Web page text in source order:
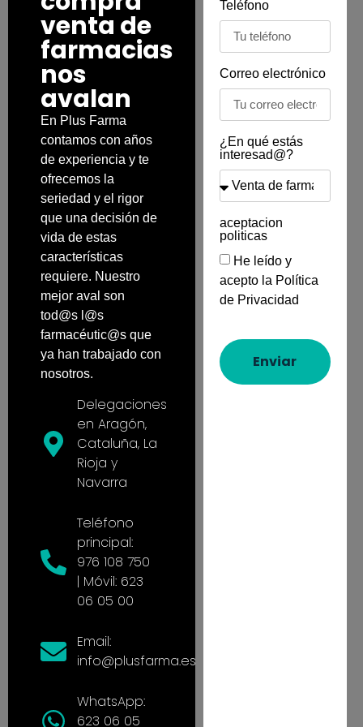
venta de
farmacias
nos
avalan
En Plus Farma
contamos con años
de experiencia y te
ofrecemos la
seriedad y el rigor
que una decisión de
vida de estas
características
requiere. Nuestro
mejor aval son
tod@s l@s
farmacéutic@s que
ya han trabajado con
nosotros.
Delegaciones
en Aragón,
Cataluña, La
Rioja y
Navarra
Teléfono
principal:
976 108 750
| Móvil: 623
06 05 00
Email:
info@plusfarma.es
WhatsApp:
623 06 05
Teléfono
Correo electrónico
¿En qué estás
interesad@?
aceptacion
politicas
He leído y
acepto la Política
de Privacidad
Enviar